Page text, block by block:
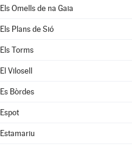
Els Omells de na Gaia
Els Plans de Sió
Els Torms
El Vilosell
Es Bòrdes
Espot
Estamariu